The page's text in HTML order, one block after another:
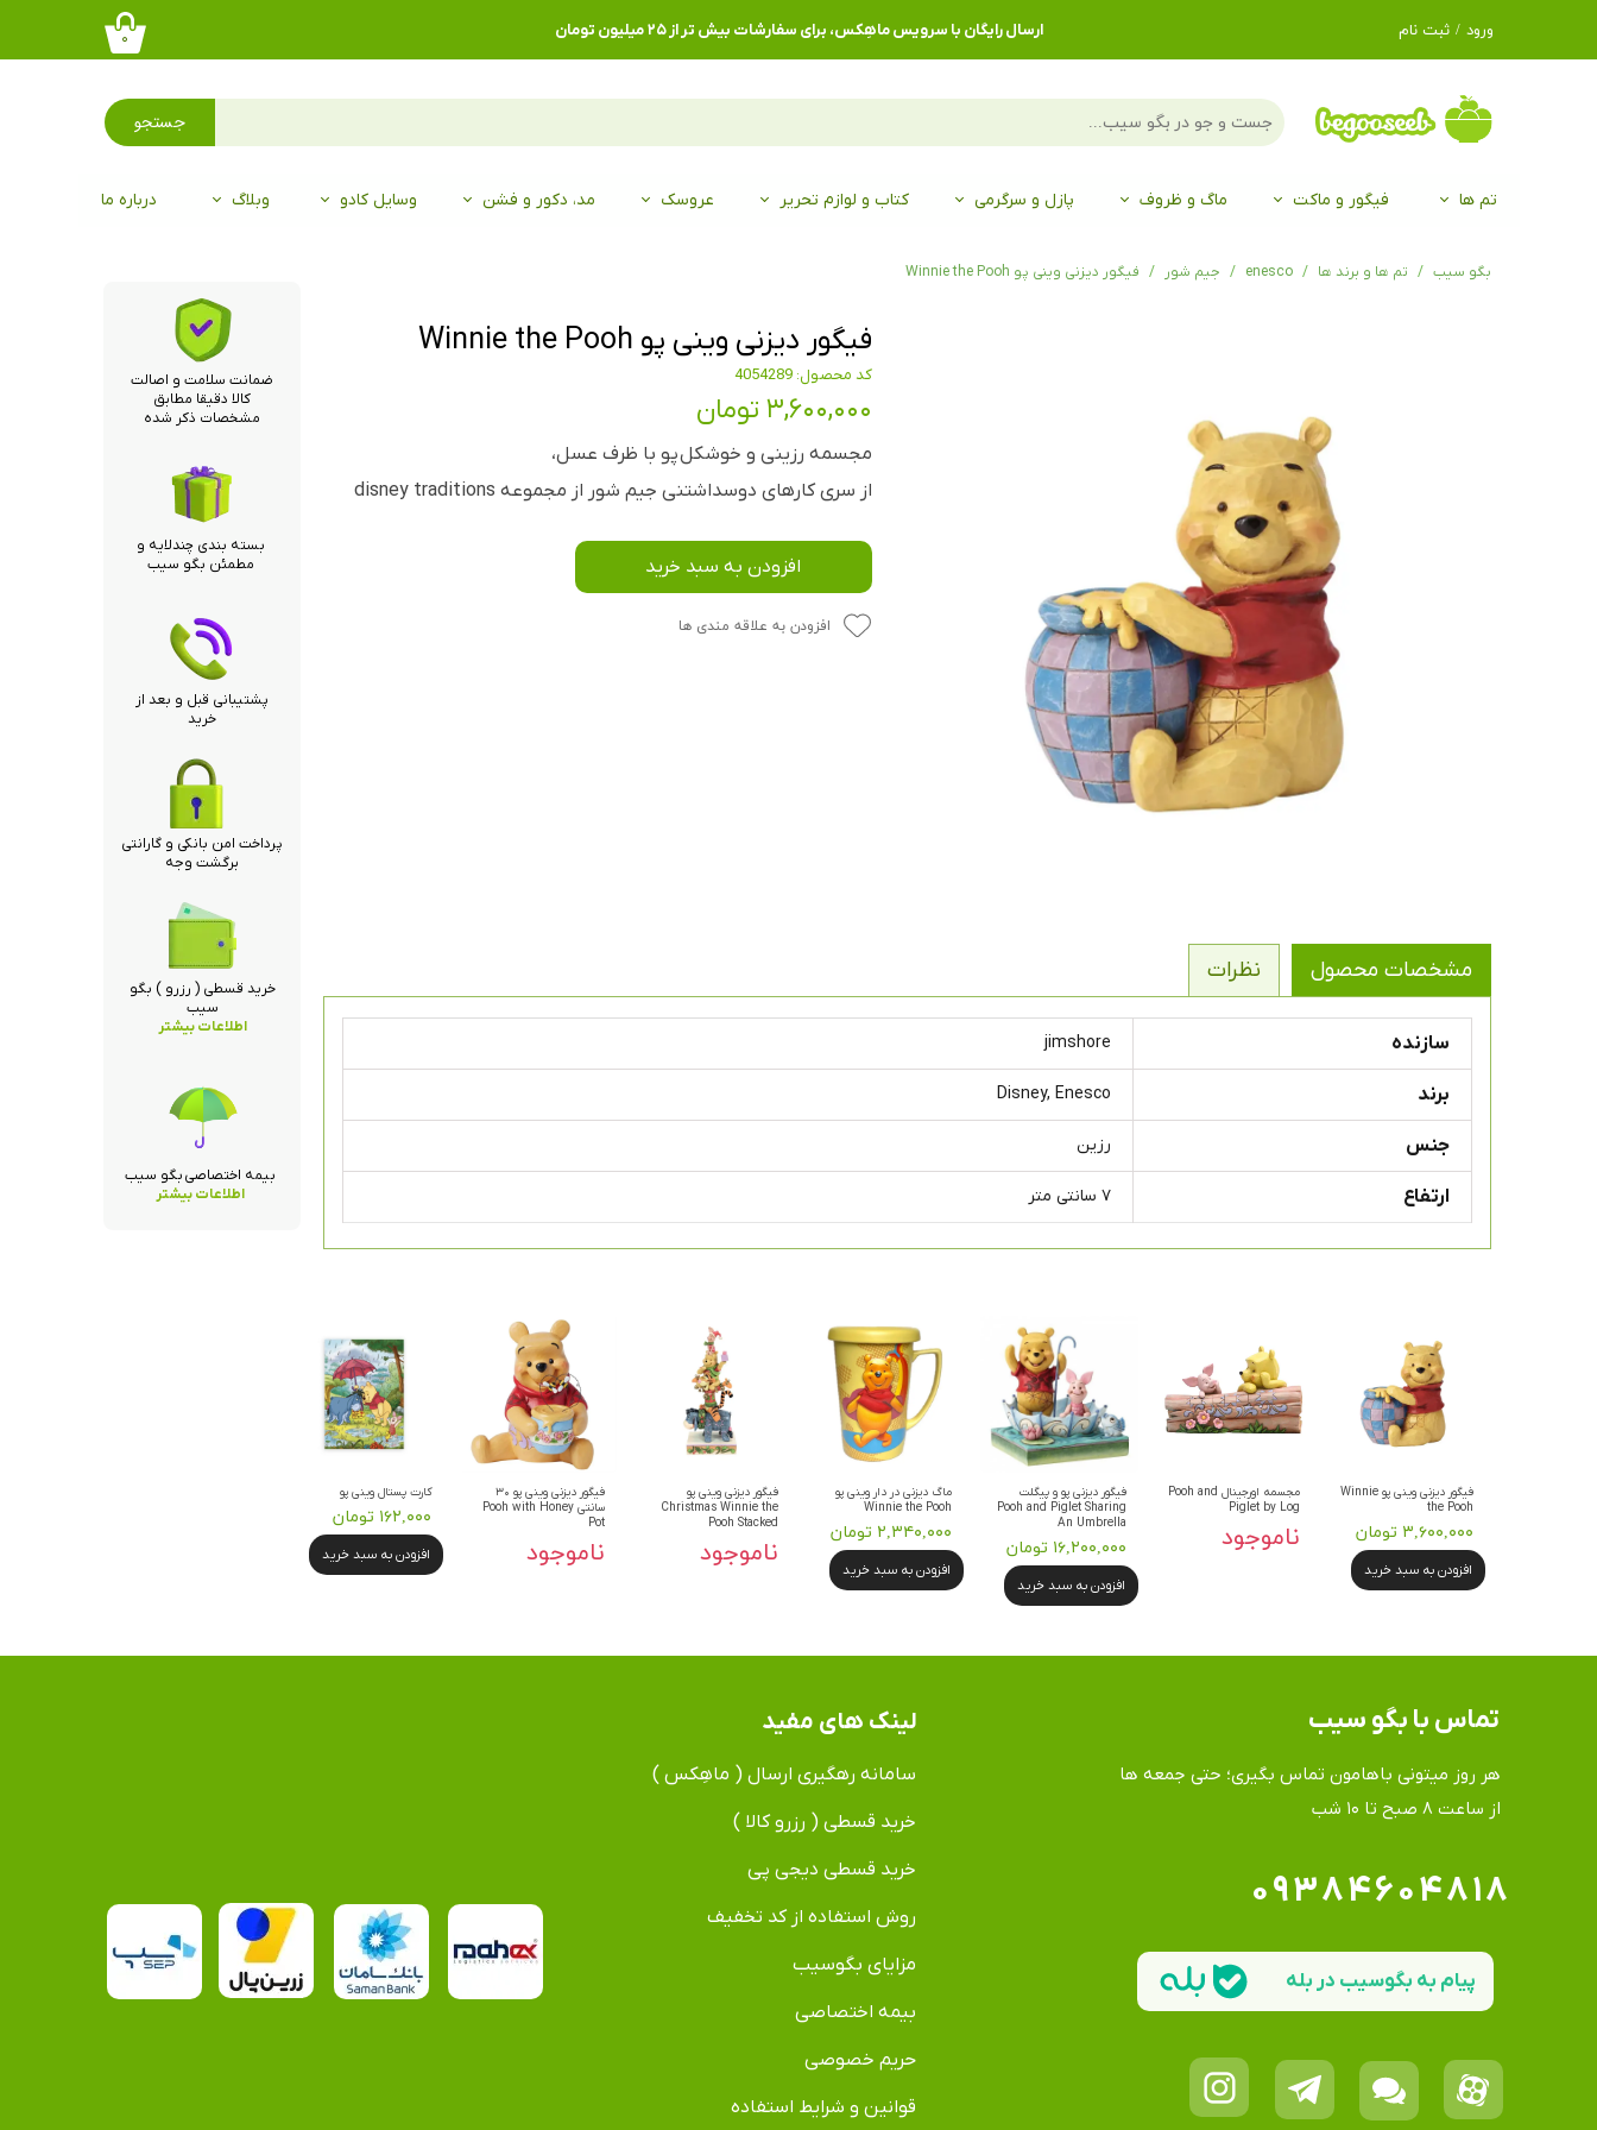
۰ ورود / ثبت نام
حساب کاربری من
تغییر گذر واژه
خروج از حساب
ارسال رایگان با سرویس ماهِکس، برای سفارشات بیش تر از ۲۵ میلیون تومان
جستجو
تم ها فیگور و ماکت ماگ و ظروف پازل و سرگرمی کتاب و لوازم تحریر عروسک مد، دکور و فشن وسایل کادو وبلاگ درباره ما
بگو سیب تم ها و برند ها enesco جیم شور فیگور دیزنی وینی پو Winnie the Pooh
فیگور دیزنی وینی پو Winnie the Pooh
کد محصول: 4054289
۳,۶۰۰,۰۰۰ تومان
مجسمه رزینی و خوشکل پو با ظرف عسل،
از سری کارهای دوسداشتنی جیم شور از مجموعه disney traditions
افزودن به سبد خرید
افزودن به علاقه مندی ها
مشخصات محصول نظرات
سازنده jimshore
برند Disney, Enesco
جنس رزین
ارتفاع ۷ سانتی متر
فیگور دیزنی وینی پو Winnie
the Pooh
۳,۶۰۰,۰۰۰ تومان
افزودن به سبد خرید
مجسمه اورجینال Pooh and
Piglet by Log
ناموجود
فیگور دیزنی پو و پیگلت
Pooh and Piglet Sharing
An Umbrella
۱۶,۲۰۰,۰۰۰ تومان
افزودن به سبد خرید
ماگ دیزنی در دار وینی پو
Winnie the Pooh
۲,۳۴۰,۰۰۰ تومان
افزودن به سبد خرید
فیگور دیزنی وینی پو
Christmas Winnie the
Pooh Stacked
ناموجود
فیگور دیزنی وینی پو ۳۰
سانتی Pooh with Honey
Pot
ناموجود
کارت پستال وینی پو
۱۶۲,۰۰۰ تومان
افزودن به سبد خرید
ضمانت سلامت و اصالت
کالا دقیقا مطابق
مشخصات ذکر شده
بسته بندی چندلایه و
مطمئن بگو سیب
پشتیبانی قبل و بعد از
خرید
خرید قسطی ( رزرو ) بگو
سیب
اطلاعات بیشتر
پرداخت امن بانکی و گارانتی
برگشت وجه
بیمه اختصاصی بگو سیب
اطلاعات بیشتر
هر روز میتونی باهامون تماس بگیری؛ حتی جمعه ها
​​​​​​​از ساعت ۸ صبح تا ۱۰ شب
تماس​​​​​​​ با بگو سیب لینک های مفید
سامانه رهگیری ارسال ( ماهِکس )
خرید قسطی ( رزرو کالا )
خرید قسطی دیجی پی
روش استفاده از کد تخفیف
مزایای بگوسیب
بیمه اختصاصی
حریم خصوصی
قوانین و شرایط استفاده
۰۹۳۸۴۶۰۴۸۱۸
پیام به بگوسیب در بله